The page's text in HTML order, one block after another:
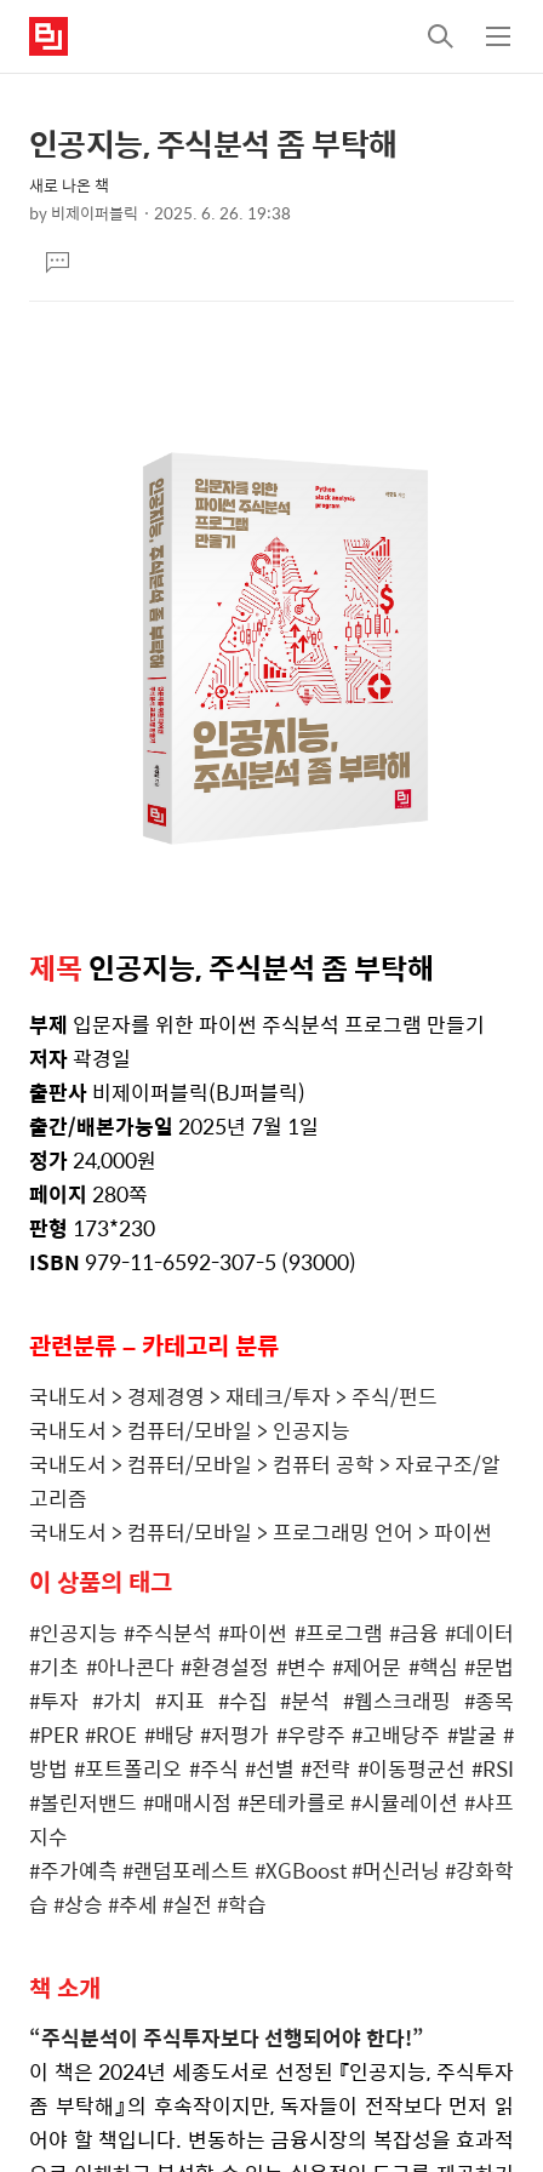
검
색
메
뉴
상
세
컨
텐
츠
본
문
제
목
인공지능, 주식분석 좀 부탁해
새로 나온 책
by비제이퍼블릭 2025. 6. 26. 19:38
문댓
글
제목인공지능,주식분석 좀부탁해
부제 입문자를 위한파이썬 주식분석 프로그램 만들기
저자곽경일
출판사비제이퍼블릭(BJ퍼블릭)
출간/배본가능일2025년 7월 1일
정가24,000원
페이지 280쪽
판형 173*230
ISBN 979-11-6592-307-5 (93000)
관련분류–카테고리분류
국내도서 > 경제경영 > 재테크/투자> 주식/펀드
국내도서 > 컴퓨터/모바일 > 인공지능
국내도서 > 컴퓨터/모바일 > 컴퓨터 공학 > 자료구조/알
고리즘
국내도서 > 컴퓨터/모바일 > 프로그래밍 언어 >파이썬
이상품의 태그
#인공지능 #주식분석 #파이썬 #프로그램 #금융 #데이터
#기초 #아나콘다 #환경설정 #변수 #제어문 #핵심 #문법
#투자 #가치 #지표 #수집 #분석 #웹스크래핑 #종목
#PER #ROE #배당 #저평가 #우량주 #고배당주 #발굴 #
방법 #포트폴리오 #주식 #선별 #전략 #이동평균선 #RSI
#볼린저밴드 #매매시점 #몬테카를로 #시뮬레이션 #샤프
지수
#주가예측#랜덤포레스트#XGBoost #머신러닝 #강화학
습#상승#추세 #실전 #학습
책소개
“주식분석이 주식투자보다선행되어야한다!”
이 책은2024년 세종도서로 선정된 『인공지능, 주식투자
좀 부탁해』의 후속작이지만,독자들이 전작보다 먼저 읽
어야 할 책입니다. 변동하는금융시장의 복잡성을효과적